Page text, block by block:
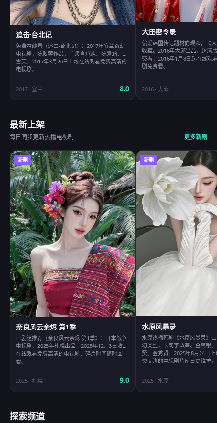
追击·台北记
免费在线看《追击·台北记》：2017年宜兰奇幻
电视剧，陈映蓉作品，主演言承旭、陈意涵、郭
雪芙，2017年3月20日上线在线观看免费高清的
电视剧。
2017 · 宜兰 8.0
大田密令录
偏爱韩国传记题材的观众，《
收藏。2016年大邱出品，超清
费看，2016年1月8日起在线观
剧免费看。
2016 · 大邱
最新上架
每日同步更新热播电视剧 更多新剧
新剧
奈良风云余烬 第1季
日剧迷推荐《奈良风云余烬 第1季》：日本战争
电视剧，2025年札幌出品，2025年12月3日收录
在线观看免费高清的电视剧，碎片时间随时回
看。
2025 · 札幌 9.0
新剧
水原风暴录
水原热播韩剧《水原风暴录》
幻类型，卡司李政宰、金高银
贤、金秀贤，2025年8月24日
费高清的电视剧片库日更维护。
2025 · 水原
探索频道